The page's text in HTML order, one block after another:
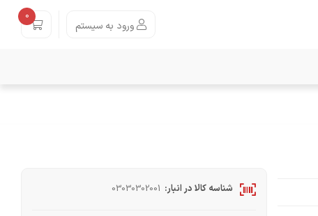
ورود به سیستم
0
شناسه کالا در انبار: 03030302001